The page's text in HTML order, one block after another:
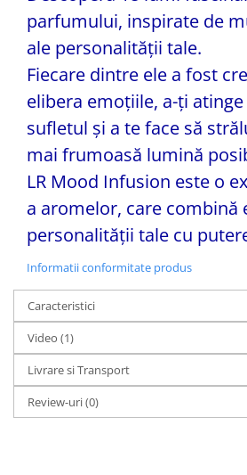
parfumului, inspirate de
ale personalității tale.
Fiecare dintre ele a fost
elibera emoțiile, a-ți
sufletul și a te face să
mai frumoasă lumină
LR Mood Infusion este o
a aromelor, care combină
personalității tale cu
Informatii conformitate produs
Caracteristici
Video (1)
Livrare si Transport
Review-uri(0)